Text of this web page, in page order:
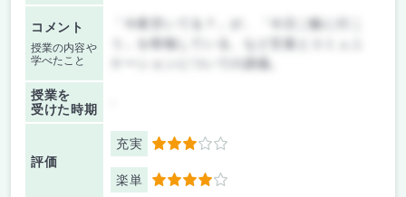
コメント
授業の内容や
学べたこと
「今夜空いてる？」が、「今日ご飯に行こ
う」を暗喩している、など言葉とコミュニ
ケーションについての講義。
授業を
受けた時期
評価
充実 3
楽単 4